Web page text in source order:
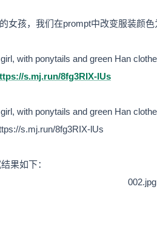
女孩，我们在prompt中改变服装颜
with ponytails and green Han
s.mj.run/8fg3RIX-lUs
with ponytails and green Han
s.mj.run/8fg3RIX-lUs
果如下：